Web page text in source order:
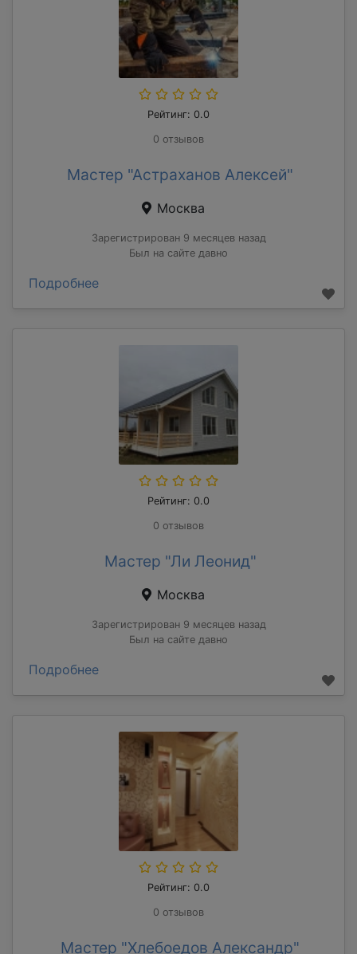
Рейтинг: 0.0
0 отзывов
Мастер "Астраханов Алексей"
Москва
Зарегистрирован 9 месяцев назад
Был на сайте давно
Подробнее
Рейтинг: 0.0
0 отзывов
Мастер "Ли Леонид"
Москва
Зарегистрирован 9 месяцев назад
Был на сайте давно
Подробнее
Рейтинг: 0.0
0 отзывов
Мастер "Хлебоедов Александр"